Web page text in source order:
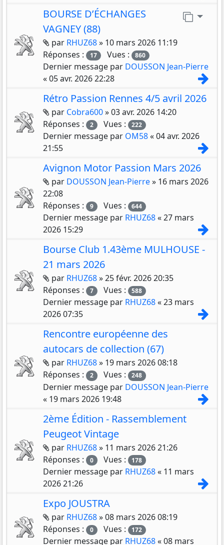
Aller
BOURSE D’ÉCHANGES
VAGNEY (88)
Pièces jointes
par RHUZ68» 10 mars 2026 11:19
Réponses :
17 Vues : 860
Dernier message par DOUSSON Jean-Pierre
«05 avr. 2026 22:28
Rétro Passion Rennes 4/5 avril 2026
Pièces jointes
par Cobra600»03 avr. 2026 14:20
Réponses :
2 Vues : 222
Dernier message par OM58«04 avr. 2026
21:55
Avignon Motor Passion Mars 2026
Pièces jointes
par DOUSSON Jean-Pierre» 16 mars 2026
22:08
Réponses :
9 Vues : 644
Dernier message par RHUZ68«27 mars
2026 15:29
Bourse Club 1.43ème MULHOUSE -
21 mars 2026
Pièces jointes
par RHUZ68»25 févr. 2026 20:35
Réponses :
7 Vues : 588
Dernier message par RHUZ68«23 mars
2026 07:35
Rencontre européenne des
autocars de collection (67)
Pièces jointes
par RHUZ68» 19 mars 2026 08:18
Réponses :
2 Vues : 248
Dernier message par DOUSSON Jean-Pierre
« 19 mars 2026 19:48
2ème Édition - Rassemblement
Peugeot Vintage
Pièces jointes
par RHUZ68» 11 mars 2026 21:26
Réponses :
0 Vues : 178
Dernier message par RHUZ68« 11 mars
2026 21:26
Expo JOUSTRA
Pièces jointes
par RHUZ68»08 mars 2026 08:19
Réponses :
0 Vues : 172
Dernier message par RHUZ68«08 mars